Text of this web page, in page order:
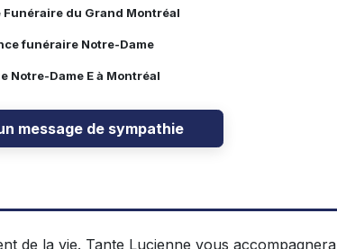
Funéraire du Grand Montréal
funéraire Notre-Dame
Notre-Dame E à Montréal
message de sympathie
de la vie. Tante Lucienne vous accompagnera